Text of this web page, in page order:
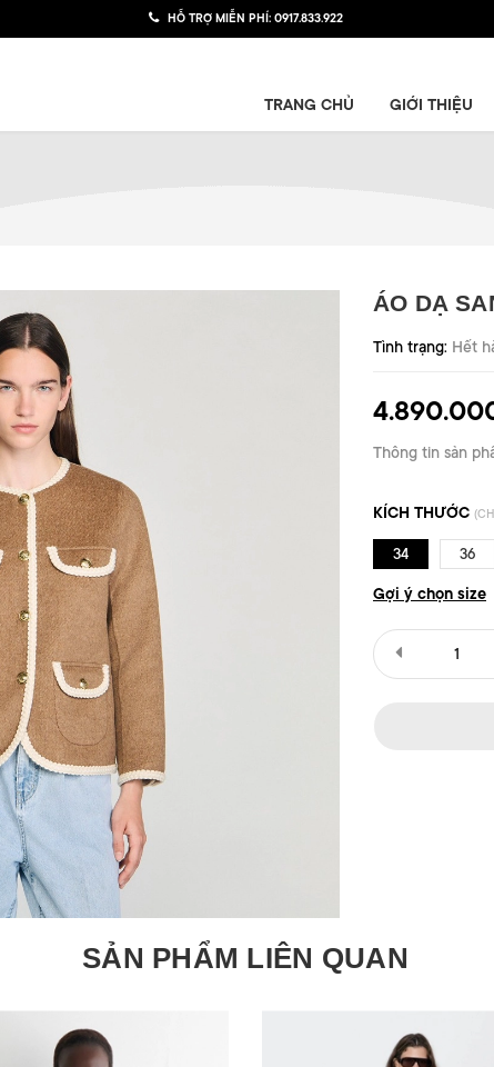
HỖ TRỢ MIỄN PHÍ: 0917.833.922
TRANG CHỦ GIỚI THIỆU
ÁO DẠ
Tình trạng: Hết
Thông tin sản
KÍCH THƯỚC
34 36
Gợi ý chọn size
SẢN PHẨM LIÊN QUAN